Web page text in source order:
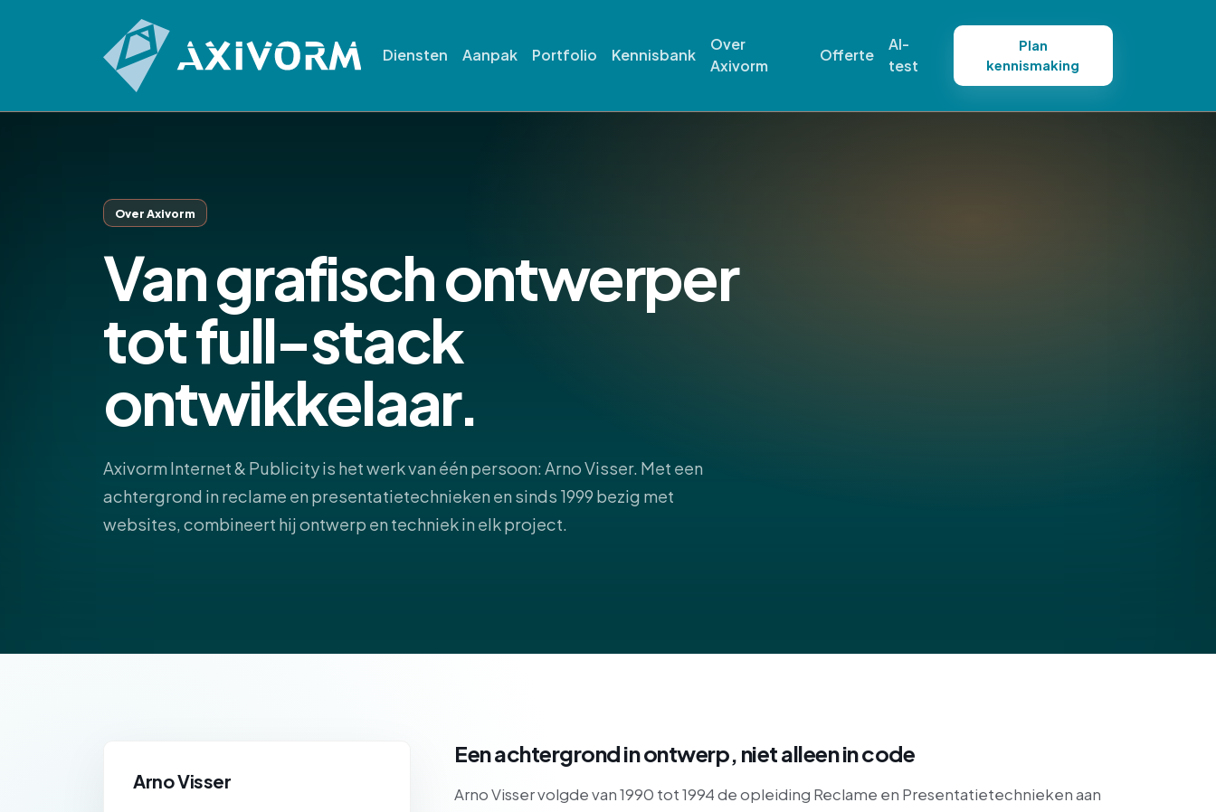
Diensten Aanpak Portfolio Kennisbank
Over
Axivorm
Offerte
AI-
test
Plan
kennismaking
Over Axivorm
Van grafisch ontwerper
tot full-stack
ontwikkelaar.
Axivorm Internet & Publicity is het werk van één persoon: Arno Visser. Met een
achtergrond in reclame en presentatietechnieken en sinds 1999 bezig met
websites, combineert hij ontwerp en techniek in elk project.
Arno Visser
Een achtergrond in ontwerp, niet alleen in code
Arno Visser volgde van 1990 tot 1994 de opleiding Reclame en Presentatietechnieken aan